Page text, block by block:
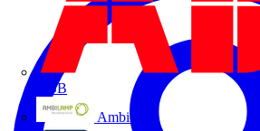
ABB
Ambilamp